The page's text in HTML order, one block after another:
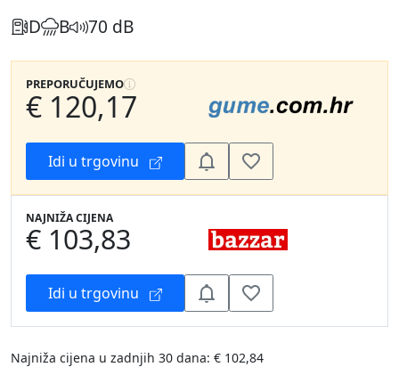
D B 70 dB
PREPORUČUJEMO
€ 120,17
Idi u trgovinu
NAJNIŽA CIJENA
€ 103,83
Idi u trgovinu
Najniža cijena u zadnjih 30 dana: € 102,84